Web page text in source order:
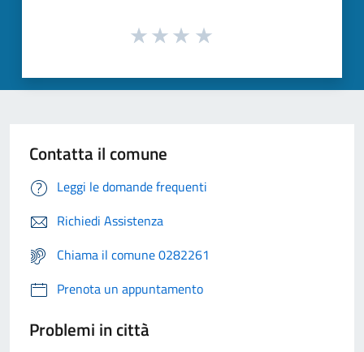
Contatta il comune
Leggi le domande frequenti
Richiedi Assistenza
Chiama il comune 0282261
Prenota un appuntamento
Problemi in città